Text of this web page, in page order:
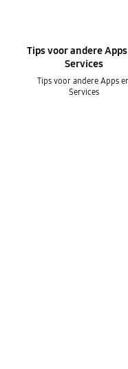
Tips voor andere
Services
Tips voor andere Apps
Services